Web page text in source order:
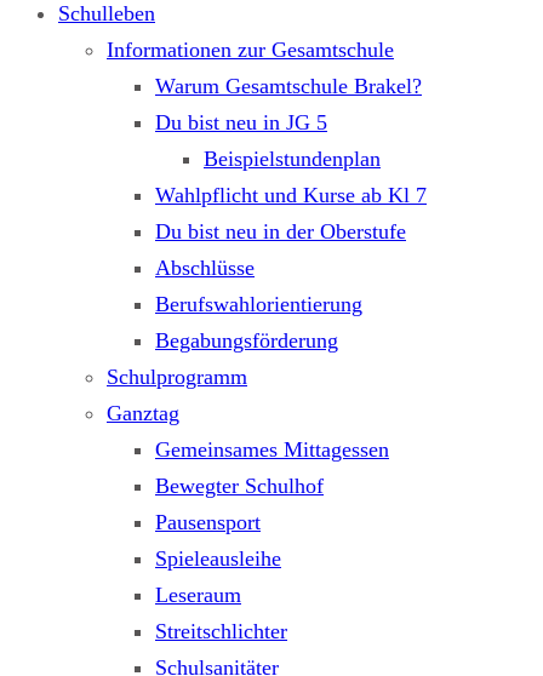
Schulleben
Informationen zur Gesamtschule
Warum Gesamtschule Brakel?
Du bist neu in JG 5
Beispielstundenplan
Wahlpflicht und Kurse ab Kl 7
Du bist neu in der Oberstufe
Abschlüsse
Berufswahlorientierung
Begabungsförderung
Schulprogramm
Ganztag
Gemeinsames Mittagessen
Bewegter Schulhof
Pausensport
Spieleausleihe
Leseraum
Streitschlichter
Schulsanitäter